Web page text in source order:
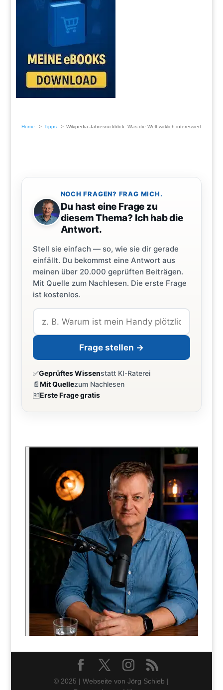
Home Tipps Wikipedia-Jahresrückblick: Was die Welt wirklich interessiert
NOCH FRAGEN? FRAG MICH.
Du hast eine Frage zu
diesem Thema? Ich hab die
Antwort.
Stell sie einfach — so, wie sie dir gerade
einfällt. Du bekommst eine Antwort aus
meinen über 20.000 geprüften Beiträgen.
Mit Quelle zum Nachlesen. Die erste Frage
ist kostenlos.
Frage stellen →
✅Geprüftes Wissenstatt KI-Raterei
📄Mit Quellezum Nachlesen
🆓Erste Frage gratis
© 2025 | Webseite von Jörg Schieb |